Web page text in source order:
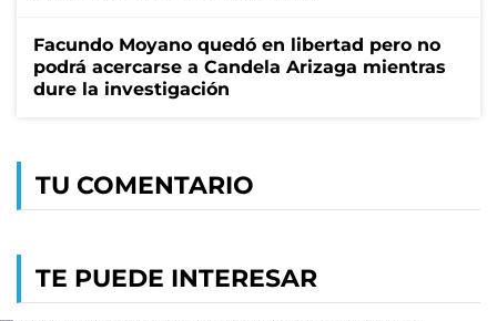
Facundo Moyano quedó en libertad pero no
podrá acercarse a Candela Arizaga mientras
dure la investigación
TU COMENTARIO
TE PUEDE INTERESAR